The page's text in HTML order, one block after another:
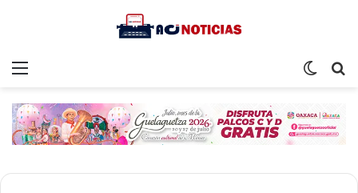
Menu
Switch